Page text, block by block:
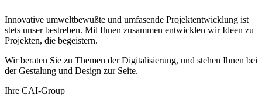
Innovative umweltbewußte und umfasende Projektentwicklung ist
stets unser bestreben. Mit Ihnen zusammen entwicklen wir Ideen zu
Projekten, die begeistern.
Wir beraten Sie zu Themen der Digitalisierung, und stehen Ihnen bei
der Gestalung und Design zur Seite.
Ihre CAI-Group